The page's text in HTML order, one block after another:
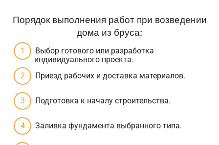
Порядок выполнения работ при возведении
дома из бруса:
Выбор готового или разработка
индивидуального проекта.
Приезд рабочих и доставка материалов.
Подготовка к началу строительства.
Заливка фундамента выбранного типа.